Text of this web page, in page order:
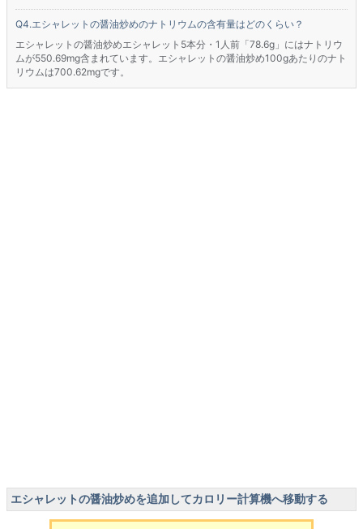
エシャレットの醤油炒めのナトリウムの含有量はどのくらい？
エシャレットの醤油炒めエシャレット5本分・1人前「78.6g」にはナトリウ
ムが550.69mg含まれています。エシャレットの醤油炒め100gあたりのナト
リウムは700.62mgです。
エシャレットの醤油炒めを追加してカロリー計算機へ移動する